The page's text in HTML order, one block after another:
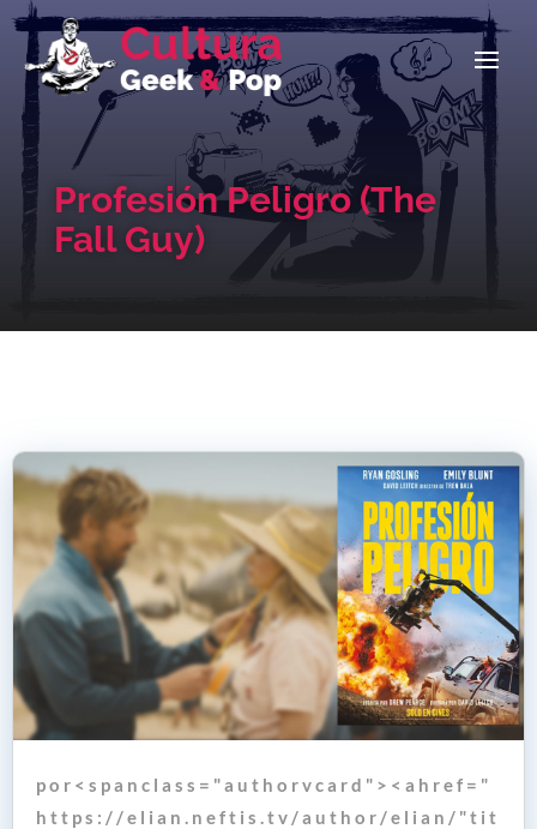
Profesión Peligro (The
Fall Guy)
p o r < s p a n c l a s s = " a u t h o r v c a r d " > < a h r e f = "
h t t p s : / / e l i a n . n e f t i s . t v / a u t h o r / e l i a n / " t i t